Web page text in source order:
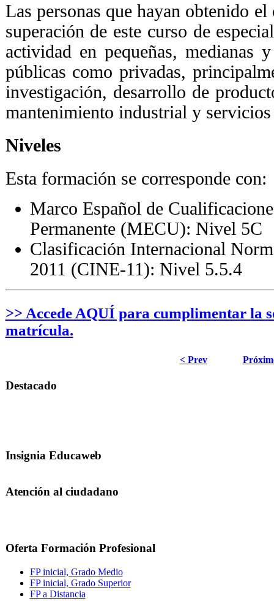
Las personas que hayan obtenido
superación de este curso de
actividad en pequeñas, medianas
públicas como privadas,
investigación, desarrollo de
mantenimiento industrial y servicios
Niveles
Esta formación se corresponde con:
Marco Español de
Permanente (MECU): Nivel 5C
Clasificación Internacional
2011 (CINE-11): Nivel 5.5.4
>> Accede AQUÍ para cumplimentar la
matrícula.
< Prev
Destacado
Insignia Educaweb
Atención al ciudadano
Oferta Formación Profesional
FP inicial, Grado Medio
FP inicial, Grado Superior
FP a Distancia